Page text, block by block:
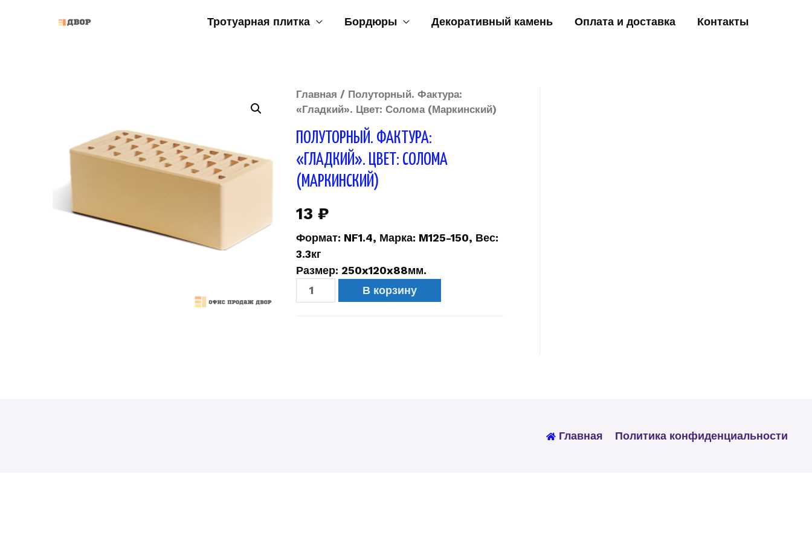
Тротуарная плитка Бордюры Декоративный камень Оплата и доставка Контакты
Главная / Полуторный. Фактура:
«Гладкий». Цвет: Солома (Маркинский)
ПОЛУТОРНЫЙ. ФАКТУРА:
«ГЛАДКИЙ». ЦВЕТ: СОЛОМА
(МАРКИНСКИЙ)
13₽
Формат: NF1.4, Марка: M125-150, Вес:
3.3кг
Размер: 250x120x88мм.
В корзину
Главная Политика конфиденциальности